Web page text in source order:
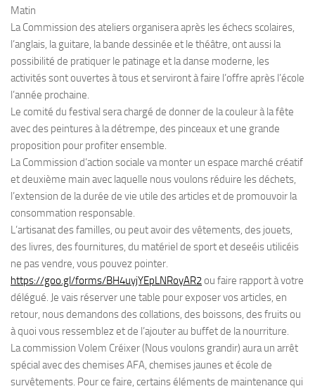
Matin
La Commission des ateliers organisera après les échecs scolaires,
l’anglais, la guitare, la bande dessinée et le théâtre, ont aussi la
possibilité de pratiquer le patinage et la danse moderne, les
activités sont ouvertes à tous et serviront à faire l’offre après l’école
l’année prochaine.
Le comité du festival sera chargé de donner de la couleur à la fête
avec des peintures à la détrempe, des pinceaux et une grande
proposition pour profiter ensemble.
La Commission d’action sociale va monter un espace marché créatif
et deuxième main avec laquelle nous voulons réduire les déchets,
l’extension de la durée de vie utile des articles et de promouvoir la
consommation responsable.
L’artisanat des familles, ou peut avoir des vêtements, des jouets,
des livres, des fournitures, du matériel de sport et deseéis utilicéis
ne pas vendre, vous pouvez pointer.
https://goo.gl/forms/BH4uyjYEpLNRoyAR2ou faire rapport à votre
délégué. Je vais réserver une table pour exposer vos articles, en
retour, nous demandons des collations, des boissons, des fruits ou
à quoi vous ressemblez et de l’ajouter au buffet de la nourriture.
La commission Volem Créixer (Nous voulons grandir) aura un arrêt
spécial avec des chemises AFA, chemises jaunes et école de
survêtements. Pour ce faire, certains éléments de maintenance qui